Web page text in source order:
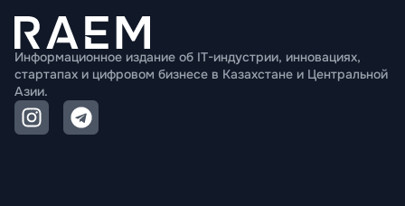
Информационное издание об IT-индустрии, инновациях,
стартапах и цифровом бизнесе в Казахстане и Центральной
Азии.